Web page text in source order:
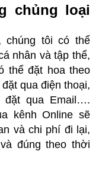
chủng loại
chúng tôi có thể
nhân và tập thể,
thể đặt hoa theo
qua điện thoại,
đặt qua Email….
kênh Online sẽ
và chi phí đi lại,
đúng theo thời